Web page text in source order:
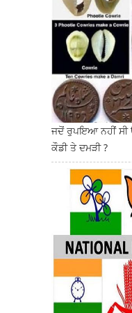
ਜਦੋਂ ਰੁਪਇਆ ਨਹੀਂ ਸੀ
ਕੌਡੀ ਤੇ ਦਮੜੀ ?